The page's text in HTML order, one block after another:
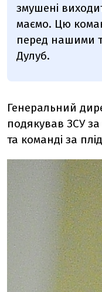
змушені
маємо. Цю
перед нашими
Дулуб.
Генеральний
подякував ЗСУ
та команді за